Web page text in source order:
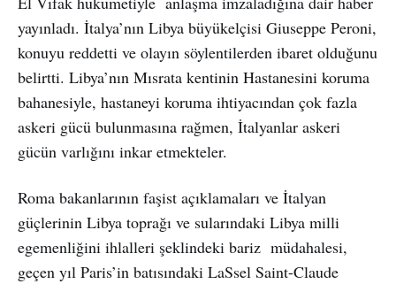
yayınladı. İtalya’nın Libya büyükelçisi Giuseppe Peroni,
konuyu reddetti ve olayın söylentilerden ibaret olduğunu
belirtti. Libya’nın Mısrata kentinin Hastanesini koruma
bahanesiyle, hastaneyi koruma ihtiyacından çok fazla
askeri gücü bulunmasına rağmen, İtalyanlar askeri
gücün varlığını inkar etmekteler.
Roma bakanlarının faşist açıklamaları ve İtalyan
güçlerinin Libya toprağı ve sularındaki Libya milli
egemenliğini ihlalleri şeklindeki bariz müdahalesi,
geçen yıl Paris’in batısındaki LaSsel Saint-Claude